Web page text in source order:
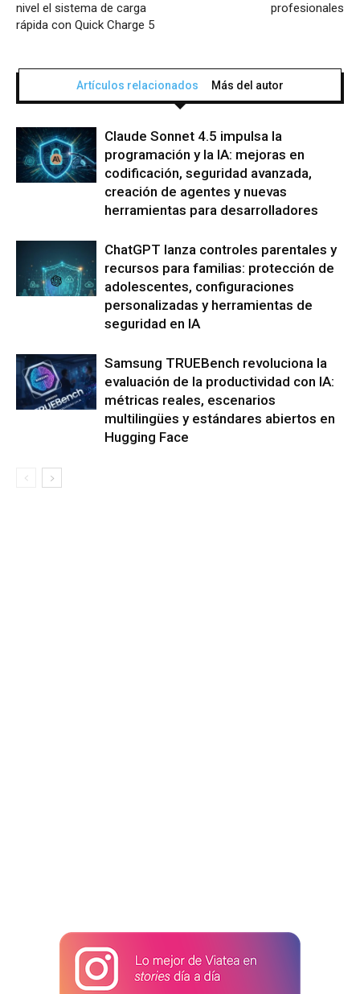
nivel el sistema de carga
rápida con Quick Charge 5
profesionales
Artículos relacionados Más del autor
Claude Sonnet 4.5 impulsa la
programación y la IA: mejoras en
codificación, seguridad avanzada,
creación de agentes y nuevas
herramientas para desarrolladores
ChatGPT lanza controles parentales y
recursos para familias: protección de
adolescentes, configuraciones
personalizadas y herramientas de
seguridad en IA
Samsung TRUEBench revoluciona la
evaluación de la productividad con IA:
métricas reales, escenarios
multilingües y estándares abiertos en
Hugging Face